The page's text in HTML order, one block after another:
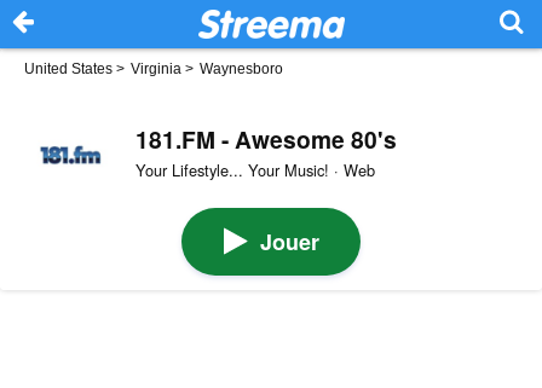
United States > Virginia > Waynesboro
181.FM - Awesome 80's
Your Lifestyle... Your Music! · Web
Jouer